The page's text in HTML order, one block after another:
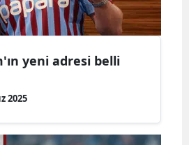
Burdur
Bursa
Çorum
yeni adresi belli
2025